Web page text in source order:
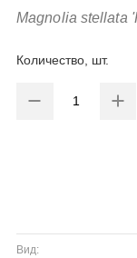
Magnolia stellata
Количество, шт.
Вид: